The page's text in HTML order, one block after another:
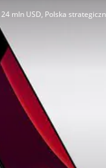
mln USD, Polska